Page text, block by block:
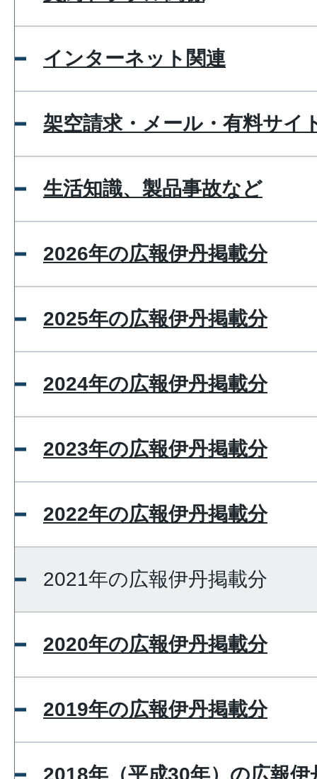
インターネット関連
架空請求・メール・有料サイ
生活知識、製品事故など
2026年の広報伊丹掲載分
2025年の広報伊丹掲載分
2024年の広報伊丹掲載分
2023年の広報伊丹掲載分
2022年の広報伊丹掲載分
2021年の広報伊丹掲載分
2020年の広報伊丹掲載分
2019年の広報伊丹掲載分
2018年（平成30年）の広報伊